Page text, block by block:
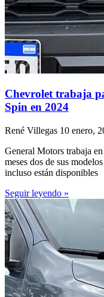
Chevrolet trabaja
Spin en 2024
René Villegas 10 enero,
General Motors trabaja
meses dos de sus
incluso están disponibles
Seguir leyendo »